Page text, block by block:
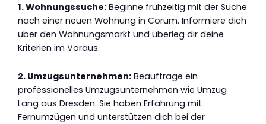
1. Wohnungssuche: Beginne frühzeitig mit der Suche
nach einer neuen Wohnung in Corum. Informiere dich
über den Wohnungsmarkt und überleg dir deine
Kriterien im Voraus.
2. Umzugsunternehmen: Beauftrage ein
professionelles Umzugsunternehmen wie Umzug
Lang aus Dresden. Sie haben Erfahrung mit
Fernumzügen und unterstützen dich bei der